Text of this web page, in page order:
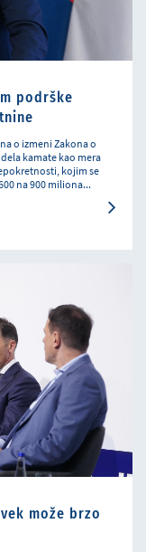
podrške
o izmeni Zakona o
kamate kao mera
kojim se
na 900 miliona...
može brzo